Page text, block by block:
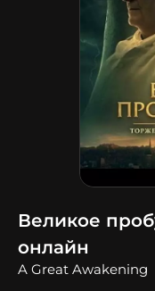
Великое
онлайн
A Great Awakening